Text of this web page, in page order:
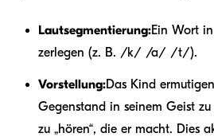
Lautsegmentierung:Ein Wort
zerlegen (z. B. /k/ /a/ /t/).
Vorstellung:Das Kind
Gegenstand in seinem Geist zu
zu „hören“, die er macht. Dies